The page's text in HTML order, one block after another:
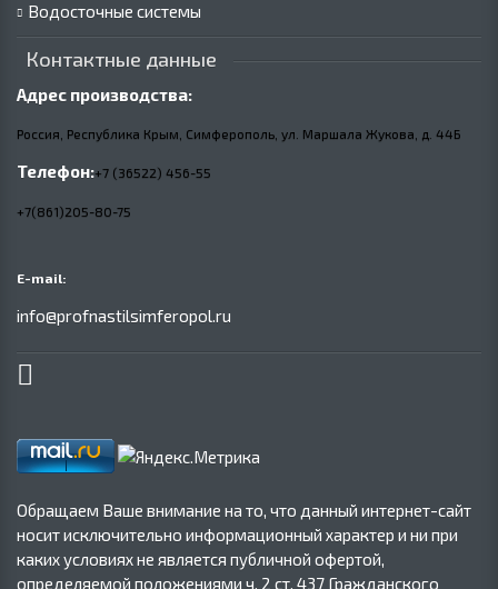
Водосточные системы
Контактные данные
Адрес производства:
Россия, Республика Крым, Симферополь, ул. Маршала Жукова, д. 44Б
Телефон:+7 (36522) 456-55
+7(861)205-80-75
E-mail:
info@profnastilsimferopol.ru
Обращаем Ваше внимание на то, что данный интернет-сайт
носит исключительно информационный характер и ни при
каких условиях не является публичной офертой,
определяемой положениями ч. 2 ст. 437 Гражданского